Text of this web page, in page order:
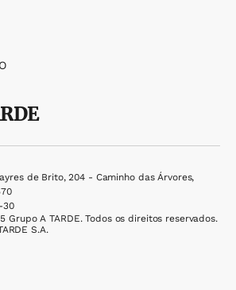
de Brito, 204 - Caminho das Árvores,
30
Grupo A TARDE. Todos os direitos reservados.
S.A.